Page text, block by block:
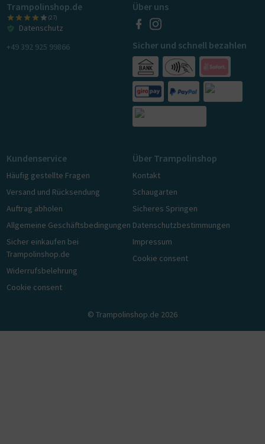
Trampolinshop.de
(27)
Datenschutz
+49 392 925 99866
Über uns
Sicher und schnell bezahlen
Kundenservice
Häufig gestellte Fragen
Versand und Rücksendung
Auftrag abholen
Allgemeine Geschäftsbedingungen
Sicher einkaufen bei
Trampolinshop.de
Widerrufsbelehrung
Cookie consent
Über Trampolinshop
Kontakt
Schaugarten
Sicheres Springen
Datenschutzbestimmungen
Impressum
Cookie consent
© Trampolinshop.de 2026